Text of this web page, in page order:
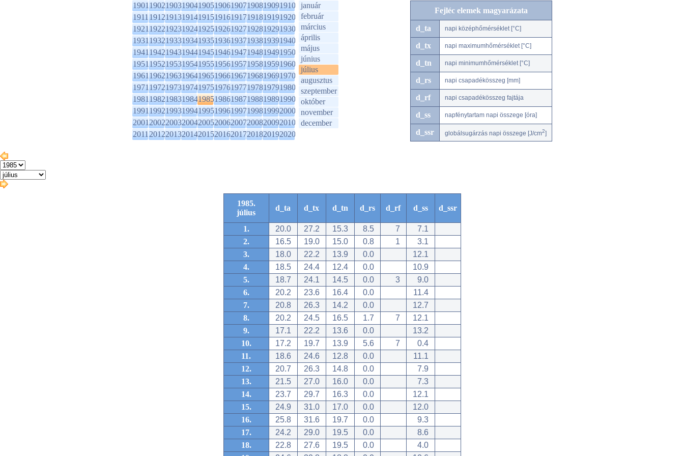
1901190219031904190519061907190819091910
1911191219131914191519161917191819191920
1921192219231924192519261927192819291930
1931193219331934193519361937193819391940
1941194219431944194519461947194819491950
1951195219531954195519561957195819591960
1961196219631964196519661967196819691970
1971197219731974197519761977197819791980
1981198219831984198519861987198819891990
1991199219931994199519961997199819992000
2001200220032004200520062007200820092010
2011201220132014201520162017201820192020
január
február
március
április
május
június
július
augusztus
szeptember
október
november
december
Fejléc elemek magyarázata
d_ta napi középhőmérséklet [°C]
d_tx napi maximumhőmérséklet [°C]
d_tn napi minimumhőmérséklet [°C]
d_rs napi csapadékösszeg [mm]
d_rf napi csapadékösszeg fajtája
d_ss napfénytartam napi összege [óra]
d_ssr globálsugárzás napi összege [J/cm2]
1985.
július
d_ta d_tx d_tn d_rs d_rf d_ss d_ssr
1. 20.0 27.2 15.3 8.5 7
7.1
2.
16.5 19.0 15.0 0.8 1
3.1
3.
18.0 22.2 13.9 0.0
12.1
4.
18.5 24.4 12.4 0.0
10.9
5.
18.7 24.1 14.5 0.0 3
9.0
6.
20.2 23.6 16.4 0.0
11.4
7.
20.8 26.3 14.2 0.0
12.7
8.
20.2 24.5 16.5 1.7 7
12.1
9.
17.1 22.2 13.6 0.0
13.2
10.
17.2 19.7 13.9 5.6 7
0.4
11.
18.6 24.6 12.8 0.0
11.1
12.
20.7 26.3 14.8 0.0
7.9
13.
21.5 27.0 16.0 0.0
7.3
14.
23.7 29.7 16.3 0.0
12.1
15.
24.9 31.0 17.0 0.0
12.0
16.
25.8 31.6 19.7 0.0
9.3
17.
24.2 29.0 19.5 0.0
8.6
18.
22.8 27.6 19.5 0.0
4.0